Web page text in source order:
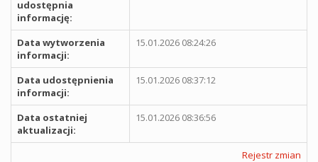
udostępnia
informację:
Data wytworzenia
informacji:
15.01.2026 08:24:26
Data udostępnienia
informacji:
15.01.2026 08:37:12
Data ostatniej
aktualizacji:
15.01.2026 08:36:56
Rejestr zmian